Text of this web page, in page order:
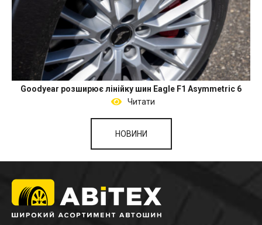
Goodyear розширює лінійку шин Eagle F1 Asymmetric 6
Читати
НОВИНИ